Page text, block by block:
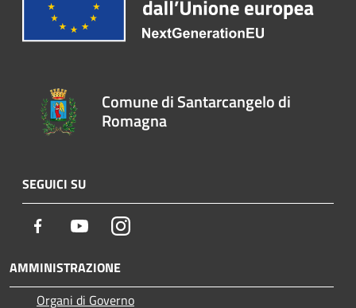
Comune di Santarcangelo di
Romagna
SEGUICI SU
Facebook YoutubeInstagram
AMMINISTRAZIONE
Organi di Governo